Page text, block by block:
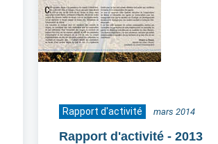
Rapport d'activité mars 2014
Rapport d'activité - 2013